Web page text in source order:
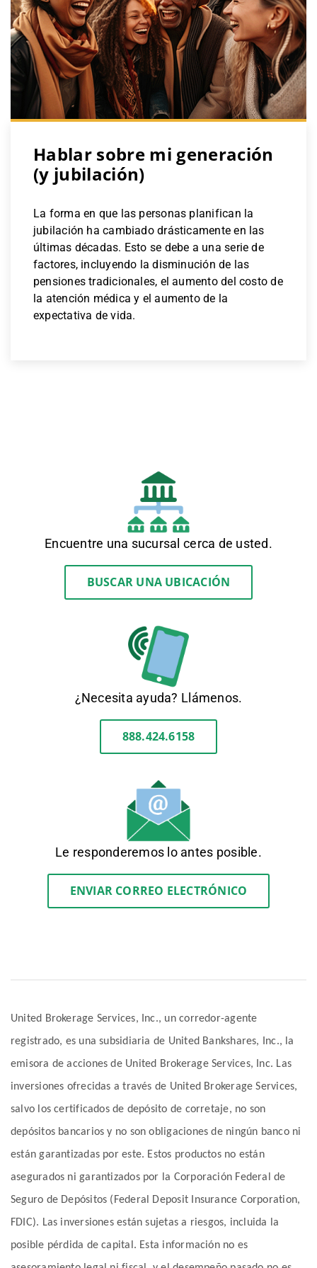
Hablar sobre mi generación
(y jubilación)
La forma en que las personas planifican la
jubilación ha cambiado drásticamente en las
últimas décadas. Esto se debe a una serie de
factores, incluyendo la disminución de las
pensiones tradicionales, el aumento del costo de
la atención médica y el aumento de la
expectativa de vida.
Encuentre una sucursal cerca de usted.
BUSCAR UNA UBICACIÓN
¿Necesita ayuda? Llámenos.
888.424.6158
Le responderemos lo antes posible.
ENVIAR CORREO ELECTRÓNICO
United Brokerage Services, Inc., un corredor-agente
registrado, es una subsidiaria de United Bankshares, Inc., la
emisora de acciones de United Brokerage Services, Inc. Las
inversiones ofrecidas a través de United Brokerage Services,
salvo los certificados de depósito de corretaje, no son
depósitos bancarios y no son obligaciones de ningún banco ni
están garantizadas por este. Estos productos no están
asegurados ni garantizados por la Corporación Federal de
Seguro de Depósitos (Federal Deposit Insurance Corporation,
FDIC). Las inversiones están sujetas a riesgos, incluida la
posible pérdida de capital. Esta información no es